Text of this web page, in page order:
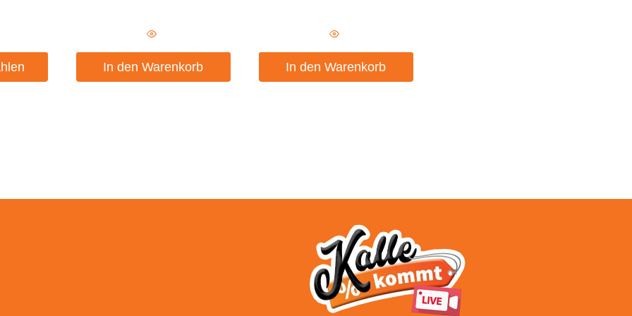
In den Warenkorb In den Warenkorb